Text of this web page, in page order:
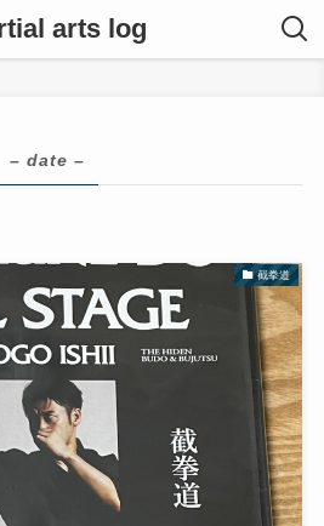
arts log
– date –
截拳道